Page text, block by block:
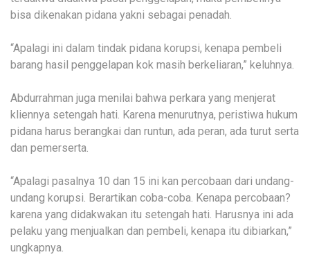
bisa dikenakan pidana yakni sebagai penadah.
“Apalagi ini dalam tindak pidana korupsi, kenapa pembeli
barang hasil penggelapan kok masih berkeliaran,” keluhnya.
Abdurrahman juga menilai bahwa perkara yang menjerat
kliennya setengah hati. Karena menurutnya, peristiwa hukum
pidana harus berangkai dan runtun, ada peran, ada turut serta
dan pemerserta.
“Apalagi pasalnya 10 dan 15 ini kan percobaan dari undang-
undang korupsi. Berartikan coba-coba. Kenapa percobaan?
karena yang didakwakan itu setengah hati. Harusnya ini ada
pelaku yang menjualkan dan pembeli, kenapa itu dibiarkan,”
ungkapnya.